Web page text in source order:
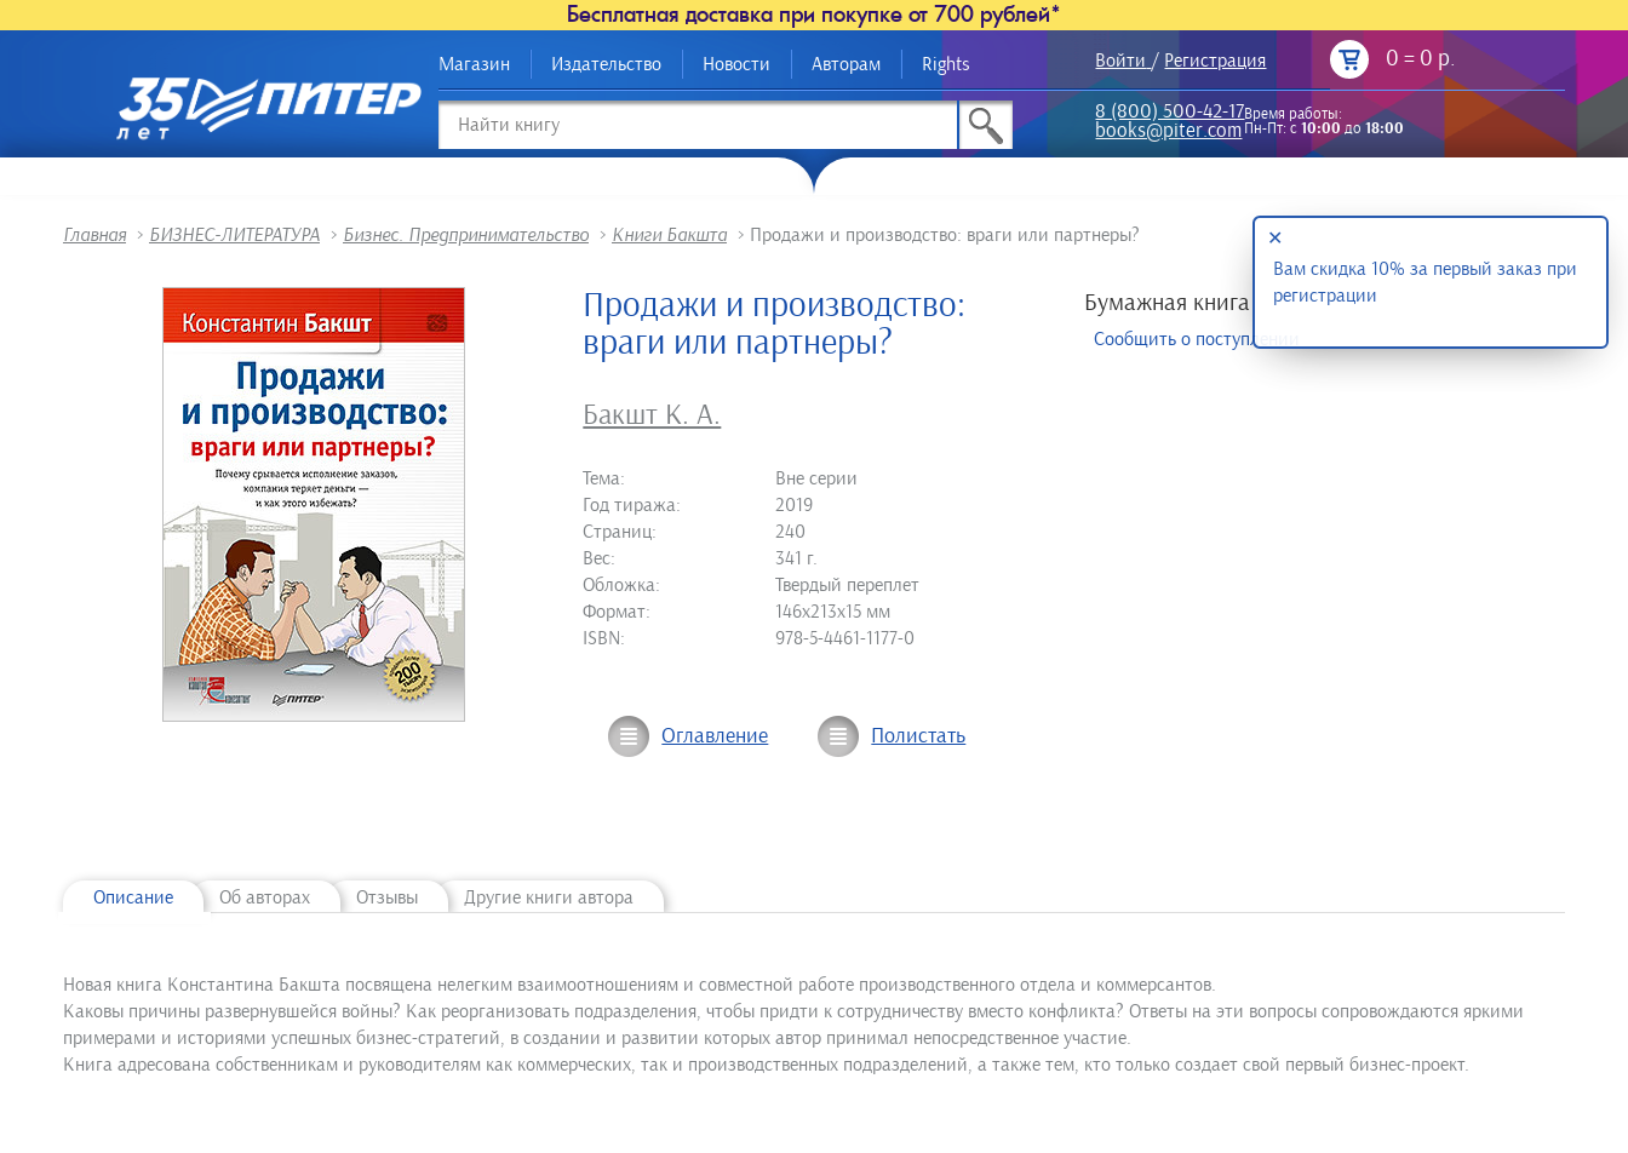
Бесплатная доставка при покупке от 700 рублей*
Магазин Издательство Новости Авторам Rights Войти / Регистрация 0 = 0 р.
8 (800) 500-42-17
books@piter.com
Время работы:
Пн-Пт: с10:00до18:00
Главная > БИЗНЕС-ЛИТЕРАТУРА > Бизнес. Предпринимательство > Книги Бакшта > Продажи и производство: враги или партнеры?
Продажи и производство:
враги или партнеры?
Бакшт К. А.
Тема:
Вне серии
Год тиража:
2019
Страниц:
240
Вес:
341 г.
Обложка:
Твердый переплет
Формат:
146х213х15 мм
ISBN:
978-5-4461-1177-0
Бумажная книга
Сообщить о поступлении
Оглавление Полистать
Описание Об авторах Отзывы Другие книги автора
Новая книга Константина Бакшта посвящена нелегким взаимоотношениям и совместной работе производственного отдела и коммерсантов.
Каковы причины развернувшейся войны? Как реорганизовать подразделения, чтобы придти к сотрудничеству вместо конфликта? Ответы на эти вопросы сопровождаются яркими
примерами и историями успешных бизнес-стратегий, в создании и развитии которых автор принимал непосредственное участие.
Книга адресована собственникам и руководителям как коммерческих, так и производственных подразделений, а также тем, кто только создает свой первый бизнес-проект.
Вам скидка 10% за первый заказ при
регистрации
✕